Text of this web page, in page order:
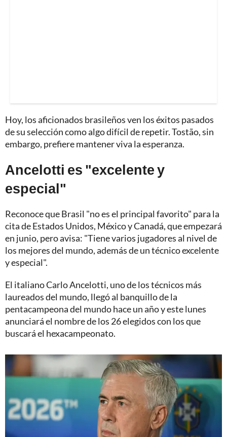
Hoy, los aficionados brasileños ven los éxitos pasados
de su selección como algo difícil de repetir. Tostão, sin
embargo, prefiere mantener viva la esperanza.
Ancelotti es "excelente y
especial"
Reconoce que Brasil "no es el principal favorito" para la
cita de Estados Unidos, México y Canadá, que empezará
en junio, pero avisa: "Tiene varios jugadores al nivel de
los mejores del mundo, además de un técnico excelente
y especial".
El italiano Carlo Ancelotti, uno de los técnicos más
laureados del mundo, llegó al banquillo de la
pentacampeona del mundo hace un año y este lunes
anunciará el nombre de los 26 elegidos con los que
buscará el hexacampeonato.